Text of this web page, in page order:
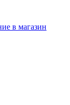
в магазин